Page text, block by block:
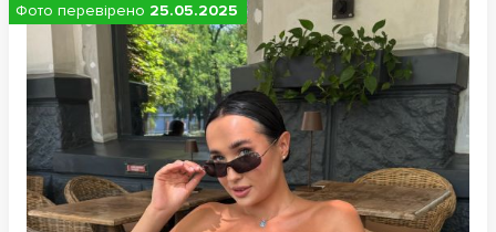
Фото перевірено 25.05.2025